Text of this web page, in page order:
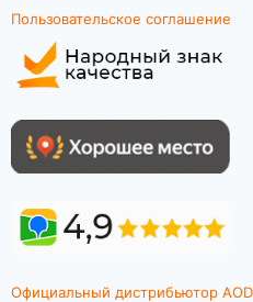
Пользовательское соглашение
Официальный дистрибьютор